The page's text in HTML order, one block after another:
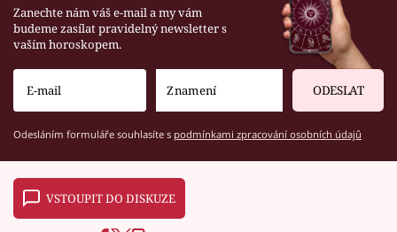
Zanechte nám váš e-mail a my vám
budeme zasílat pravidelný newsletter s
vaším horoskopem.
ODESLAT
Odesláním formuláře souhlasíte s podmínkami zpracování osobních údajů
VSTOUPIT DO DISKUZE